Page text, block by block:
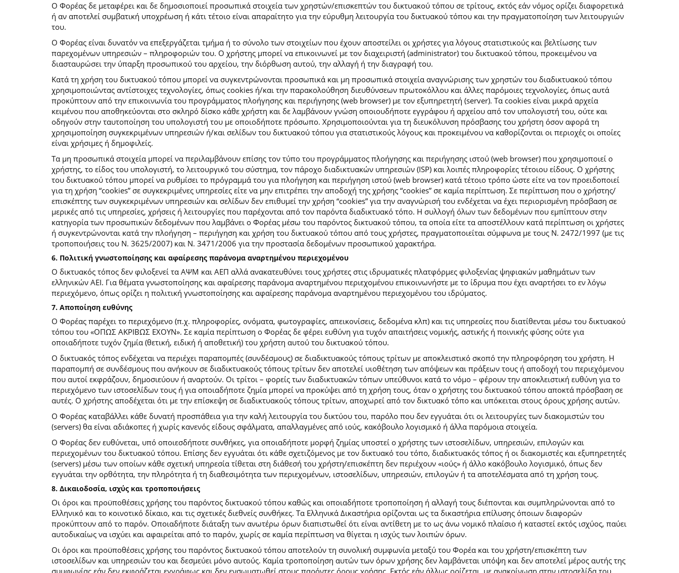
Ο Φορέας δε μεταφέρει και δε δημοσιοποιεί προσωπικά στοιχεία των χρηστών/επισκεπτών του δικτυακού τόπου σε τρίτους, εκτός εάν νόμος ορίζει διαφορετικά
ή αν αποτελεί συμβατική υποχρέωση ή κάτι τέτοιο είναι απαραίτητο για την εύρυθμη λειτουργία του δικτυακού τόπου και την πραγματοποίηση των λειτουργιών
του.
Ο Φορέας είναι δυνατόν να επεξεργάζεται τμήμα ή το σύνολο των στοιχείων που έχουν αποστείλει οι χρήστες για λόγους στατιστικούς και βελτίωσης των
παρεχομένων υπηρεσιών – πληροφοριών του. Ο χρήστης μπορεί να επικοινωνεί με τον διαχειριστή (administrator) του δικτυακού τόπου, προκειμένου να
διασταυρώσει την ύπαρξη προσωπικού του αρχείου, την διόρθωση αυτού, την αλλαγή ή την διαγραφή του.
Κατά τη χρήση του δικτυακού τόπου μπορεί να συγκεντρώνονται προσωπικά και μη προσωπικά στοιχεία αναγνώρισης των χρηστών του διαδικτυακού τόπου
χρησιμοποιώντας αντίστοιχες τεχνολογίες, όπως cookies ή/και την παρακολούθηση διευθύνσεων πρωτοκόλλου και άλλες παρόμοιες τεχνολογίες, όπως αυτά
προκύπτουν από την επικοινωνία του προγράμματος πλοήγησης και περιήγησης (web browser) με τον εξυπηρετητή (server). Τα cookies είναι μικρά αρχεία
κειμένου που αποθηκεύονται στο σκληρό δίσκο κάθε χρήστη και δε λαμβάνουν γνώση οποιουδήποτε εγγράφου ή αρχείου από τον υπολογιστή του, ούτε και
οδηγούν στην ταυτοποίηση του υπολογιστή του με οποιοδήποτε πρόσωπο. Χρησιμοποιούνται για τη διευκόλυνση πρόσβασης του χρήστη όσον αφορά τη
χρησιμοποίηση συγκεκριμένων υπηρεσιών ή/και σελίδων του δικτυακού τόπου για στατιστικούς λόγους και προκειμένου να καθορίζονται οι περιοχές οι οποίες
είναι χρήσιμες ή δημοφιλείς.
Τα μη προσωπικά στοιχεία μπορεί να περιλαμβάνουν επίσης τον τύπο του προγράμματος πλοήγησης και περιήγησης ιστού (web browser) που χρησιμοποιεί ο
χρήστης, το είδος του υπολογιστή, το λειτουργικό του σύστημα, τον πάροχο διαδικτυακών υπηρεσιών (ISP) και λοιπές πληροφορίες τέτοιου είδους. Ο χρήστης
του δικτυακού τόπου μπορεί να ρυθμίσει το πρόγραμμά του για πλοήγηση και περιήγηση ιστού (web browser) κατά τέτοιο τρόπο ώστε είτε να τον προειδοποιεί
για τη χρήση “cookies” σε συγκεκριμένες υπηρεσίες είτε να μην επιτρέπει την αποδοχή της χρήσης “cookies” σε καμία περίπτωση. Σε περίπτωση που ο χρήστης/
επισκέπτης των συγκεκριμένων υπηρεσιών και σελίδων δεν επιθυμεί την χρήση “cookies” για την αναγνώρισή του ενδέχεται να έχει περιορισμένη πρόσβαση σε
μερικές από τις υπηρεσίες, χρήσεις ή λειτουργίες που παρέχονται από τον παρόντα διαδικτυακό τόπο. Η συλλογή όλων των δεδομένων που εμπίπτουν στην
κατηγορία των προσωπικών δεδομένων που λαμβάνει ο Φορέας μέσω του παρόντος δικτυακού τόπου, τα οποία είτε τα αποστέλλουν κατά περίπτωση οι χρήστες
ή συγκεντρώνονται κατά την πλοήγηση – περιήγηση και χρήση του δικτυακού τόπου από τους χρήστες, πραγματοποιείται σύμφωνα με τους Ν. 2472/1997 (με τις
τροποποιήσεις του Ν. 3625/2007) και Ν. 3471/2006 για την προστασία δεδομένων προσωπικού χαρακτήρα.
6. Πολιτική γνωστοποίησης και αφαίρεσης παράνομα αναρτημένου περιεχομένου
Ο δικτυακός τόπος δεν φιλοξενεί τα ΑΨΜ και ΑΕΠ αλλά ανακατευθύνει τους χρήστες στις ιδρυματικές πλατφόρμες φιλοξενίας ψηφιακών μαθημάτων των
ελληνικών ΑΕΙ. Για θέματα γνωστοποίησης και αφαίρεσης παράνομα αναρτημένου περιεχομένου επικοινωνήστε με το ίδρυμα που έχει αναρτήσει το εν λόγω
περιεχόμενο, όπως ορίζει η πολιτική γνωστοποίησης και αφαίρεσης παράνομα αναρτημένου περιεχομένου του ιδρύματος.
7. Αποποίηση ευθύνης
Ο Φορέας παρέχει το περιεχόμενο (π.χ. πληροφορίες, ονόματα, φωτογραφίες, απεικονίσεις, δεδομένα κλπ) και τις υπηρεσίες που διατίθενται μέσω του δικτυακού
τόπου του «ΟΠΩΣ ΑΚΡΙΒΩΣ ΕΧΟΥΝ». Σε καμία περίπτωση ο Φορέας δε φέρει ευθύνη για τυχόν απαιτήσεις νομικής, αστικής ή ποινικής φύσης ούτε για
οποιαδήποτε τυχόν ζημία (θετική, ειδική ή αποθετική) του χρήστη αυτού του δικτυακού τόπου.
O δικτυακός τόπος ενδέχεται να περιέχει παραπομπές (συνδέσμους) σε διαδικτυακούς τόπους τρίτων με αποκλειστικό σκοπό την πληροφόρηση του χρήστη. Η
παραπομπή σε συνδέσμους που ανήκουν σε διαδικτυακούς τόπους τρίτων δεν αποτελεί υιοθέτηση των απόψεων και πράξεων τους ή αποδοχή του περιεχόμενου
που αυτοί εκφράζουν, δημοσιεύουν ή αναρτούν. Οι τρίτοι – φορείς των διαδικτυακών τόπων υπεύθυνοι κατά το νόμο – φέρουν την αποκλειστική ευθύνη για το
περιεχόμενο των ιστοσελίδων τους ή για οποιαδήποτε ζημία μπορεί να προκύψει από τη χρήση τους, όταν ο χρήστης του δικτυακού τόπου αποκτά πρόσβαση σε
αυτές. Ο χρήστης αποδέχεται ότι με την επίσκεψη σε διαδικτυακούς τόπους τρίτων, αποχωρεί από τον δικτυακό τόπο και υπόκειται στους όρους χρήσης αυτών.
Ο Φορέας καταβάλλει κάθε δυνατή προσπάθεια για την καλή λειτουργία του δικτύου του, παρόλο που δεν εγγυάται ότι οι λειτουργίες των διακομιστών του
(servers) θα είναι αδιάκοπες ή χωρίς κανενός είδους σφάλματα, απαλλαγμένες από ιούς, κακόβουλο λογισμικό ή άλλα παρόμοια στοιχεία.
Ο Φορέας δεν ευθύνεται, υπό οποιεσδήποτε συνθήκες, για οποιαδήποτε μορφή ζημίας υποστεί ο χρήστης των ιστοσελίδων, υπηρεσιών, επιλογών και
περιεχομένων του δικτυακού τόπου. Επίσης δεν εγγυάται ότι κάθε σχετιζόμενος με τον δικτυακό του τόπο, διαδικτυακός τόπος ή οι διακομιστές και εξυπηρετητές
(servers) μέσω των οποίων κάθε σχετική υπηρεσία τίθεται στη διάθεσή του χρήστη/επισκέπτη δεν περιέχουν «ιούς» ή άλλο κακόβουλο λογισμικό, όπως δεν
εγγυάται την ορθότητα, την πληρότητα ή τη διαθεσιμότητα των περιεχομένων, ιστοσελίδων, υπηρεσιών, επιλογών ή τα αποτελέσματα από τη χρήση τους.
8. Δικαιοδοσία, ισχύς και τροποποιήσεις
Οι όροι και προϋποθέσεις χρήσης του παρόντος δικτυακού τόπου καθώς και οποιαδήποτε τροποποίηση ή αλλαγή τους διέπονται και συμπληρώνονται από το
Ελληνικό και το κοινοτικό δίκαιο, και τις σχετικές διεθνείς συνθήκες. Τα Ελληνικά Δικαστήρια ορίζονται ως τα δικαστήρια επίλυσης όποιων διαφορών
προκύπτουν από το παρόν. Οποιαδήποτε διάταξη των ανωτέρω όρων διαπιστωθεί ότι είναι αντίθετη με το ως άνω νομικό πλαίσιο ή καταστεί εκτός ισχύος, παύει
αυτοδικαίως να ισχύει και αφαιρείται από το παρόν, χωρίς σε καμία περίπτωση να θίγεται η ισχύς των λοιπών όρων.
Οι όροι και προϋποθέσεις χρήσης του παρόντος δικτυακού τόπου αποτελούν τη συνολική συμφωνία μεταξύ του Φορέα και του χρήστη/επισκέπτη των
ιστοσελίδων και υπηρεσιών του και δεσμεύει μόνο αυτούς. Καμία τροποποίηση αυτών των όρων χρήσης δεν λαμβάνεται υπόψη και δεν αποτελεί μέρος αυτής της